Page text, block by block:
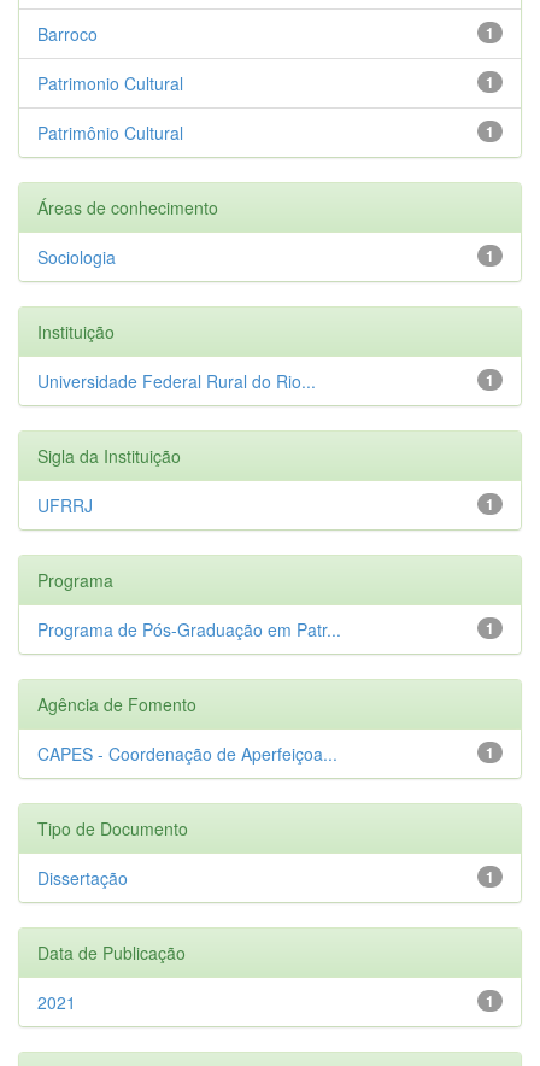
1
Barroco
1
Patrimonio Cultural
1
Patrimônio Cultural
Áreas de conhecimento
1
Sociologia
Instituição
1
Universidade Federal Rural do Rio...
Sigla da Instituição
1
UFRRJ
Programa
1
Programa de Pós-Graduação em Patr...
Agência de Fomento
1
CAPES - Coordenação de Aperfeiçoa...
Tipo de Documento
1
Dissertação
Data de Publicação
1
2021